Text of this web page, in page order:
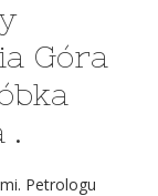
Góra
.
Petrologu